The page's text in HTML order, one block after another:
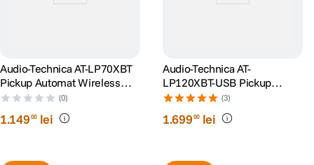
Audio-Technica AT-LP70XBT
Pickup Automat Wireless
Belt-Drive Alb Argintiu
(0)
1.14900 lei
Audio-Technica AT-
LP120XBT-USB Pickup
Stereo cu USB Negru
(3)
1.69900 lei